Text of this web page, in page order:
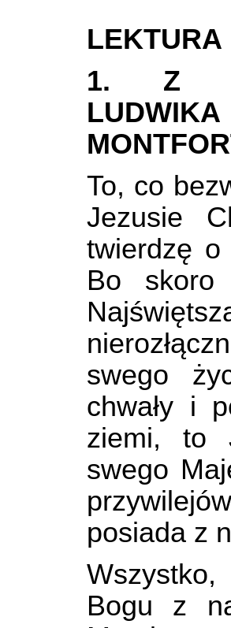
LEKTURA
1. Z
To, co
Jezusie
twierdzę o
Bo skoro
swego
chwały i
ziemi, to
swego
posiada z
Bogu z